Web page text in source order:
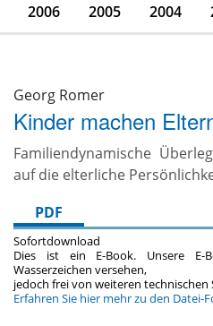
2006 2005 2004
Georg Romer
Kinder machen
Familiendynamische
auf die elterliche
PDF
Sofortdownload
Dies ist ein E-Book. Unsere E-
Wasserzeichen versehen,
jedoch frei von weiteren technischen
Erfahren Sie hier mehr zu den Datei-